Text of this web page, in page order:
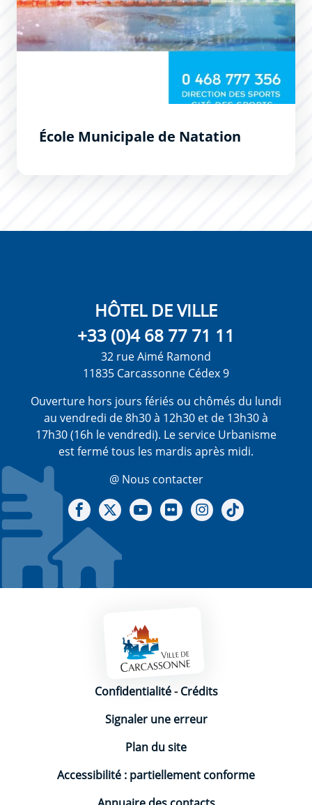
École Municipale de Natation
HÔTEL DE VILLE
+33 (0)4 68 77 71 11
32 rue Aimé Ramond
11835 Carcassonne Cédex 9
Ouverture hors jours fériés ou chômés du lundi
au vendredi de 8h30 à 12h30 et de 13h30 à
17h30 (16h le vendredi). Le service Urbanisme
est fermé tous les mardis après midi.
@ Nous contacter
Notre Facebook
Notre X - (twitter)
Notre chaine Youtube
Notre Gallerie sur Flickr
Notre Instagram
Mentions légales
Confidentialité-Crédits
Signaler une erreur
Plan du site
Accessibilité : partiellement conforme